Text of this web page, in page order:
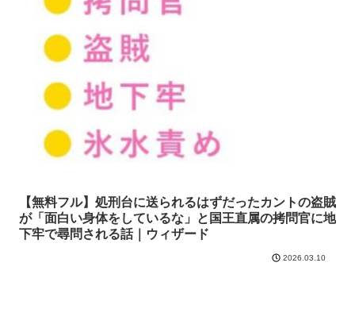
【無料フル】処刑台に送られるはずだったカントの盗賊
が「面白い身体をしているな」と国王直属の拷問官に地
下牢で尋問される話｜ウィザード
2026.03.10